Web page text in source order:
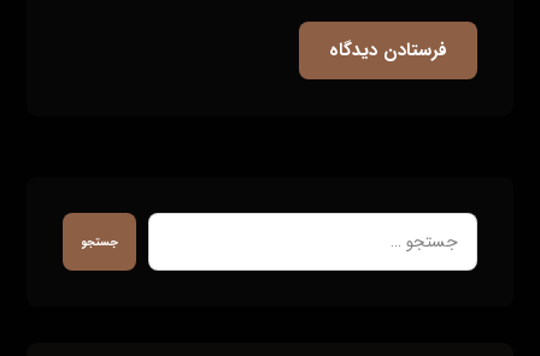
فرستادن دیدگاه
جستجو